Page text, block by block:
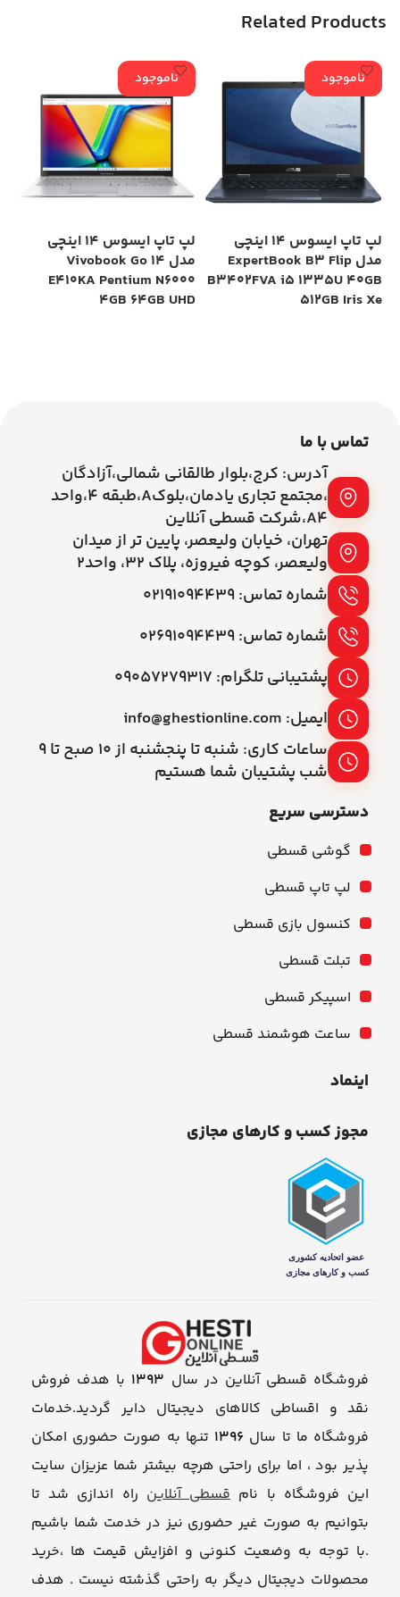
Related Products
ناموجود
لپ تاپ ایسوس 14 اینچی
مدل ExpertBook B3 Flip
B3402FVA i5 1335U 40GB
512GB Iris Xe
ناموجود
لپ تاپ ایسوس 14 اینچی
مدل Vivobook Go 14
E410KA Pentium N6000
4GB 64GB UHD
تماس با ما
آدرس: کرج،بلوار طالقانی شمالی،آزادگان
،مجتمع تجاری یادمان،بلوکA،طبقه ۴،واحد
A4،شرکت قسطی آنلاین
تهران، خیابان ولیعصر، پایین تر از میدان
ولیعصر، کوچه فیروزه، پلاک 32، واحد2
شماره تماس: ۰۲۱۹۱۰۹۴۴۳۹
شماره تماس: ۰۲۶۹۱۰۹۴۴۳۹
پشتیبانی تلگرام: ۰۹۰۵۷۲۷۹۳۱۷
ایمیل: info@ghestionline.com
ساعات کاری: شنبه تا پنجشنبه از ۱۰ صبح تا ۹
شب پشتیبان شما هستیم
دسترسی سریع
گوشی قسطی
لپ تاپ قسطی
کنسول بازی قسطی
تبلت قسطی
اسپیکر قسطی
ساعت هوشمند قسطی
اینماد
مجوز کسب و کارهای مجازی
فروشگاه قسطی آنلاین در سال 1393 با هدف فروش
نقد و اقساطی کالاهای دیجیتال دایر گردید.خدمات
فروشگاه ما تا سال 1396 تنها به صورت حضوری امکان
پذیر بود ، اما برای راحتی هرچه بیشتر شما عزیزان سایت
این فروشگاه با نامقسطی آنلاین راه اندازی شد تا
بتوانیم به صورت غیر حضوری نیز در خدمت شما باشیم
.با توجه به وضعیت کنونی و افزایش قیمت ها ،خرید
محصولات دیجیتال دیگر به راحتی گذشته نیست . هدف